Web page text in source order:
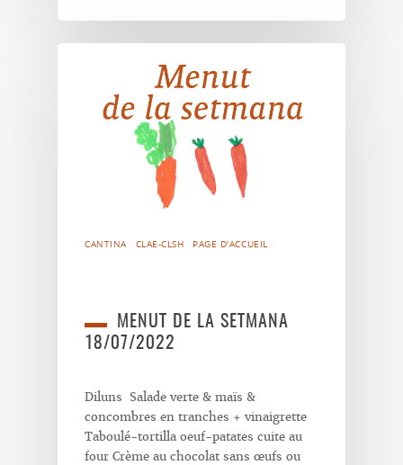
CANTINA CLAE-CLSH PAGE D'ACCUEIL
MENUT DE LA SETMANA
18/07/2022
Diluns Salade verte & maïs &
concombres en tranches + vinaigrette
Taboulé-tortilla oeuf-patates cuite au
four Crème au chocolat sans œufs ou